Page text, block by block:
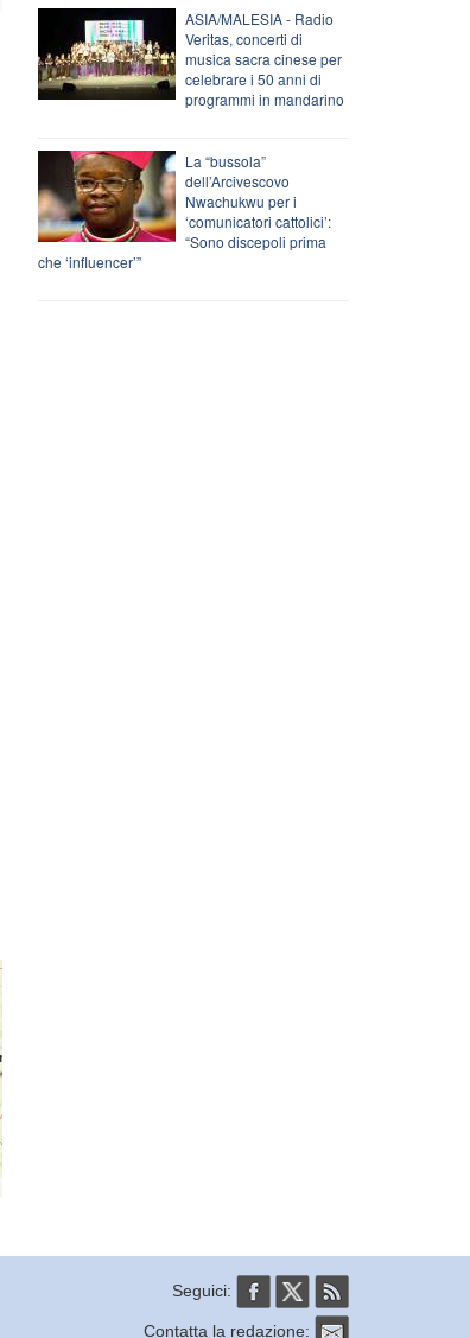
ASIA/MALESIA - Radio
Veritas, concerti di
musica sacra cinese per
celebrare i 50 anni di
programmi in mandarino
La “bussola”
dell’Arcivescovo
Nwachukwu per i
‘comunicatori cattolici’:
“Sono discepoli prima
che ‘influencer’”
Seguici:
Contatta la redazione: